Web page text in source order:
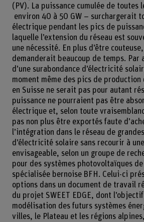
(PV). La puissance cumulée de toutes
environ 40 à 50 GW – surchargerait
électrique pendant les pics de
laquelle l’extension du réseau est
une nécessité. En plus d’être
demanderait beaucoup de temps. Par
d’une surabondance d’électricité
moment même des pics de
en Suisse ne serait pas pour autant
puissance ne pourraient pas être
électrique et, selon toute
pas non plus être exportés faute
l’intégration dans le réseau de
d’électricité solaire sans recourir à
envisageable, selon un groupe de
pour des systèmes photovoltaïques
spécialisée bernoise BFH. Celui-ci
options dans un document de travail
du projet SWEET EDGE, dont
modélisation des futurs systèmes
villes, le Plateau et les régions